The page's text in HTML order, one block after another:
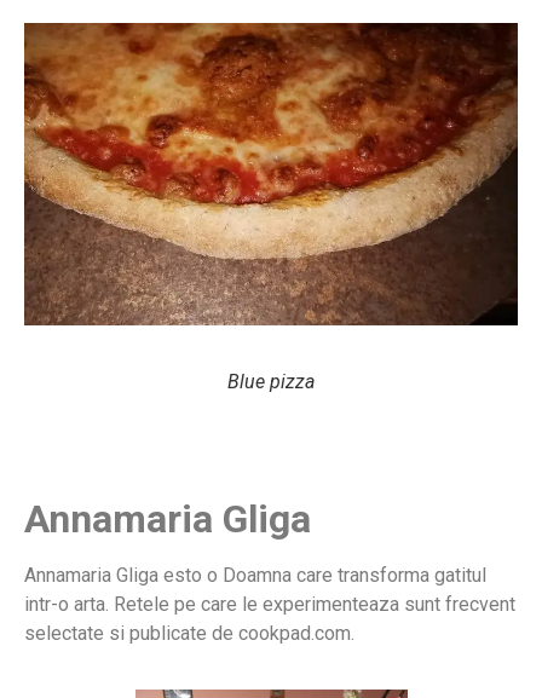
Blue pizza
Annamaria Gliga
Annamaria Gliga esto o Doamna care transforma gatitul
intr-o arta. Retele pe care le experimenteaza sunt frecvent
selectate si publicate de cookpad.com.